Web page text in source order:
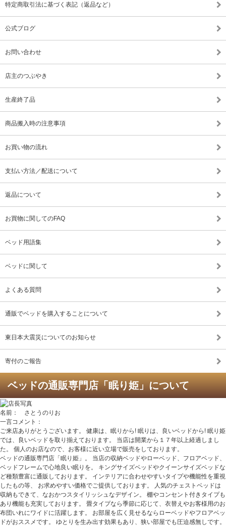
特定商取引法に基づく表記（返品など）
公式ブログ
お問い合わせ
店主のつぶやき
生産終了品
商品搬入時の注意事項
お買い物の流れ
支払い方法／配送について
返品について
お買物に関してのFAQ
ベッド用語集
ベッドに関して
よくある質問
通販でベッドを購入することについて
東日本大震災についてのお知らせ
寄付のご報告
ベッドの通販専門店「眠り姫」について
名前： さとうのりお
一言コメント：
ご来店ありがとうございます。 健康は、眠りから! 眠りは、良いベッドから! 眠り姫
では、良いベッドを取り揃えております。 当店は開業から１７年以上経過しまし
た。 個人のお店なので、お客様に近い立場で販売をしております。
ベッドの通販専門店「眠り姫」。 当店の収納ベッドやローベッド、フロアベッド、
ベッドフレームで心地良い眠りを。 キングサイズベッドやクイーンサイズベッドな
ど種類豊富に通販しております。 インテリアに合わせやすいタイプや機能性を重視
したもの等、 お求めやすい価格でご提供しております。 人気のチェストベッドは
収納もできて、なおかつスタイリッシュなデザイン。 棚やコンセント付きタイプも
あり機能も充実しております。 畳タイプなら季節に応じて、衣替えやお客様用のお
布団いれにワイドに活躍します。 お部屋を広く見せるならローベッドやフロアベッ
ドがおススメです。 ゆとりを生み出す効果もあり、狭い部屋でも圧迫感無しです。